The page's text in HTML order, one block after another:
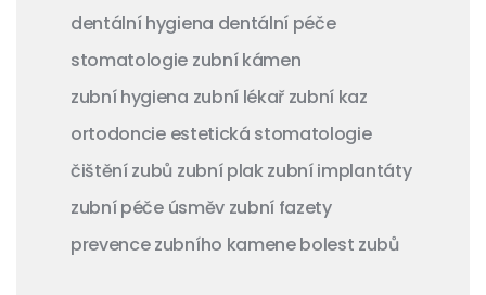
dentální hygiena dentální péče
stomatologie zubní kámen
zubní hygiena zubní lékař zubní kaz
ortodoncie estetická stomatologie
čištění zubů zubní plak zubní implantáty
zubní péče úsměv zubní fazety
prevence zubního kamenebolest zubů